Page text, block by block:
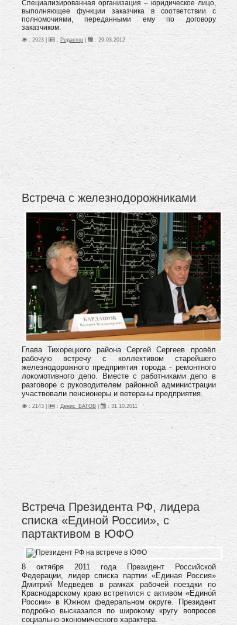
Специализированная организация – юридическое лицо,
выполняющее функции заказчика в соответствии с
полномочиями, переданными ему по договору
заказчиком.
: 2923 | : Редактор : 29.03.2012
Встреча с железнодорожниками
Глава Тихорецкого района Сергей Сергеев провёл
рабочую встречу с коллективом старейшего
железнодорожного предприятия города - ремонтного
локомотивного депо. Вместе с работниками депо в
разговоре с руководителем районной администрации
участвовали пенсионеры и ветераны предприятия.
: 2143 | : Денис_БАТОВ : 31.10.2011
Встреча Президента РФ, лидера
списка «Единой России», с
партактивом в ЮФО
8 октября 2011 года Президент Российской
Федерации, лидер списка партии «Единая Россия»
Дмитрий Медведев в рамках рабочей поездки по
Краснодарскому краю встретился с активом «Единой
России» в Южном федеральном округе. Президент
подробно высказался по широкому кругу вопросов
социально-экономического характера.